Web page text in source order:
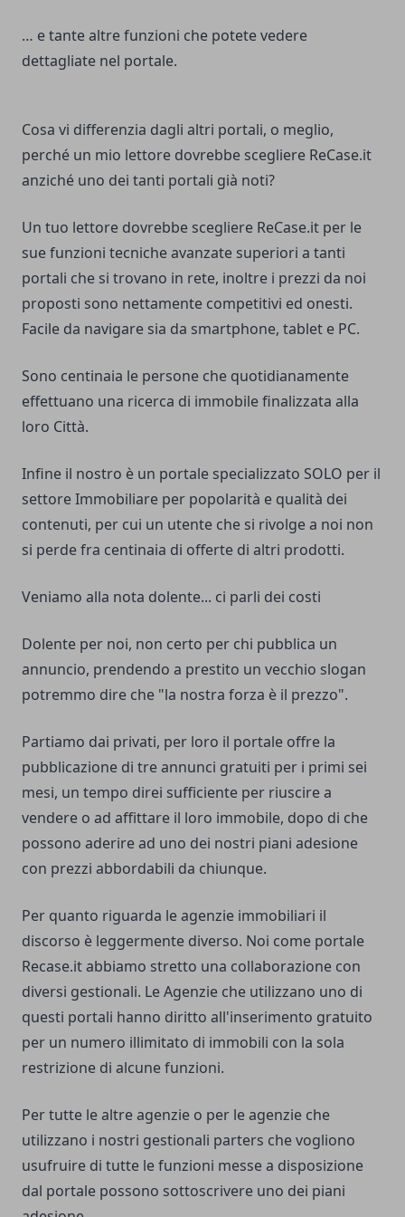
… e tante altre funzioni che potete vedere
dettagliate nel portale.
Cosa vi differenzia dagli altri portali, o meglio,
perché un mio lettore dovrebbe scegliere ReCase.it
anziché uno dei tanti portali già noti?
Un tuo lettore dovrebbe scegliere ReCase.it per le
sue funzioni tecniche avanzate superiori a tanti
portali che si trovano in rete, inoltre i prezzi da noi
proposti sono nettamente competitivi ed onesti.
Facile da navigare sia da smartphone, tablet e PC.
Sono centinaia le persone che quotidianamente
effettuano una ricerca di immobile finalizzata alla
loro Città.
Infine il nostro è un portale specializzato SOLO per il
settore Immobiliare per popolarità e qualità dei
contenuti, per cui un utente che si rivolge a noi non
si perde fra centinaia di offerte di altri prodotti.
Veniamo alla nota dolente... ci parli dei costi
Dolente per noi, non certo per chi pubblica un
annuncio, prendendo a prestito un vecchio slogan
potremmo dire che "la nostra forza è il prezzo".
Partiamo dai privati, per loro il portale offre la
pubblicazione di tre annunci gratuiti per i primi sei
mesi, un tempo direi sufficiente per riuscire a
vendere o ad affittare il loro immobile, dopo di che
possono aderire ad uno dei nostri piani adesione
con prezzi abbordabili da chiunque.
Per quanto riguarda le agenzie immobiliari il
discorso è leggermente diverso. Noi come portale
Recase.it abbiamo stretto una collaborazione con
diversi gestionali. Le Agenzie che utilizzano uno di
questi portali hanno diritto all'inserimento gratuito
per un numero illimitato di immobili con la sola
restrizione di alcune funzioni.
Per tutte le altre agenzie o per le agenzie che
utilizzano i nostri gestionali parters che vogliono
usufruire di tutte le funzioni messe a disposizione
dal portale possono sottoscrivere uno dei piani